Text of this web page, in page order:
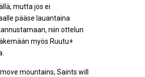
mutta jos ei
pääse lauantaina
niin ottelun
myös Ruutu+
mountains, Saints will